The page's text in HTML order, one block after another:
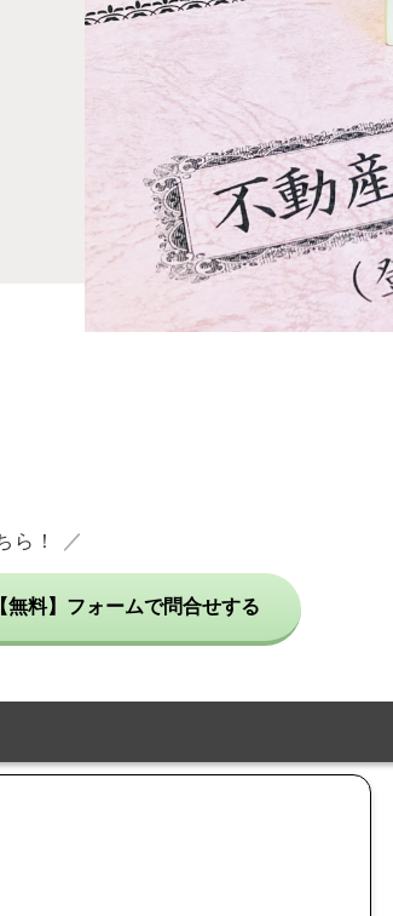
ら！ ／
【無料】フォームで問合せする